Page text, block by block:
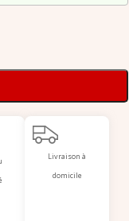
Livraison à
domicile